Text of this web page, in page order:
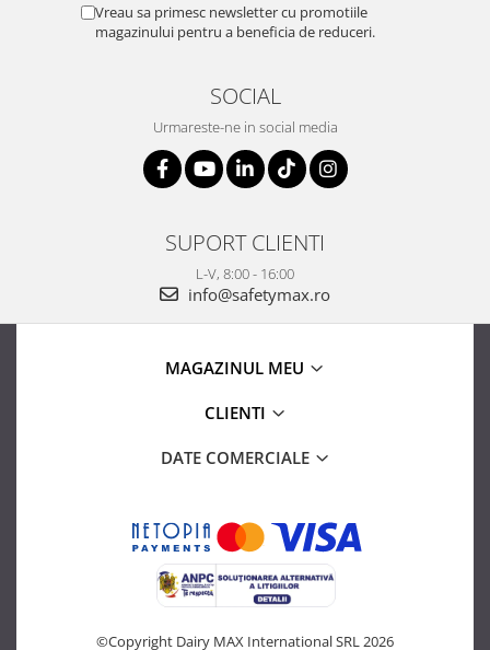
Vreau sa primesc newsletter cu promotiile
magazinului pentru a beneficia de reduceri.
SOCIAL
Urmareste-ne in social media
SUPORT CLIENTI
L-V, 8:00 - 16:00
info@safetymax.ro
MAGAZINUL MEU
CLIENTI
DATE COMERCIALE
©Copyright Dairy MAX International SRL 2026